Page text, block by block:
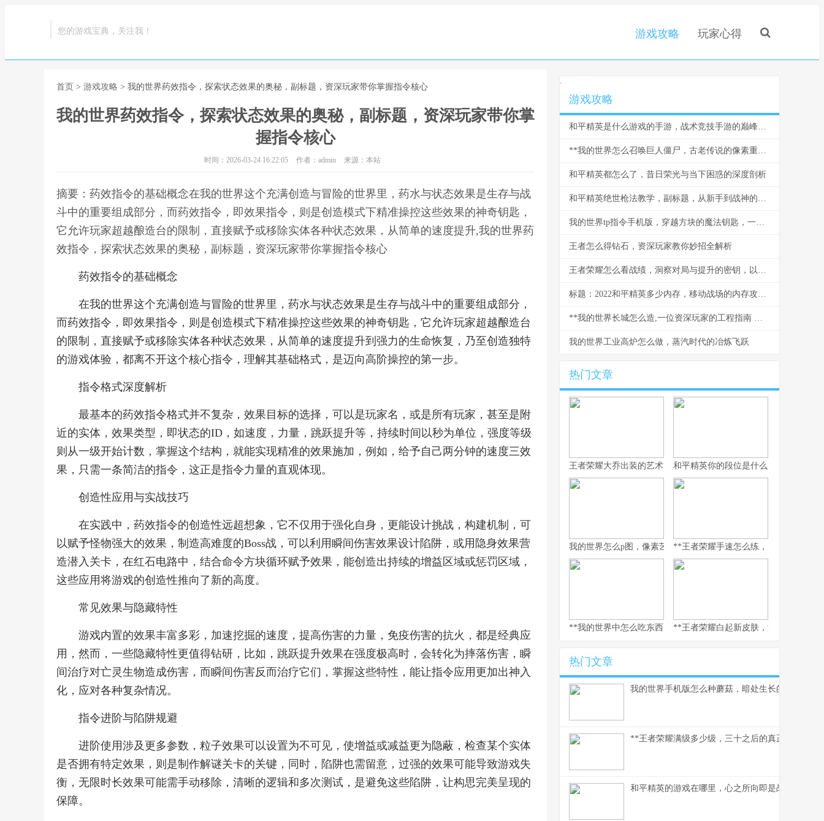
您的游戏宝典，关注我！ 游戏攻略 玩家心得
首页 > 游戏攻略 > 我的世界药效指令，探索状态效果的奥秘，副标题，资深玩家带你掌握指令核心
我的世界药效指令，探索状态效果的奥秘，副标题，资深玩家带你掌
握指令核心
时间：2026-03-24 16:22:05 作者：admin 来源：本站
摘要：药效指令的基础概念在我的世界这个充满创造与冒险的世界里，药水与状态效果是生存与战
斗中的重要组成部分，而药效指令，即效果指令，则是创造模式下精准操控这些效果的神奇钥匙，
它允许玩家超越酿造台的限制，直接赋予或移除实体各种状态效果，从简单的速度提升,我的世界药
效指令，探索状态效果的奥秘，副标题，资深玩家带你掌握指令核心
药效指令的基础概念
在我的世界这个充满创造与冒险的世界里，药水与状态效果是生存与战斗中的重要组成部分，
而药效指令，即效果指令，则是创造模式下精准操控这些效果的神奇钥匙，它允许玩家超越酿造台
的限制，直接赋予或移除实体各种状态效果，从简单的速度提升到强力的生命恢复，乃至创造独特
的游戏体验，都离不开这个核心指令，理解其基础格式，是迈向高阶操控的第一步。
指令格式深度解析
最基本的药效指令格式并不复杂，效果目标的选择，可以是玩家名，或是所有玩家，甚至是附
近的实体，效果类型，即状态的ID，如速度，力量，跳跃提升等，持续时间以秒为单位，强度等级
则从一级开始计数，掌握这个结构，就能实现精准的效果施加，例如，给予自己两分钟的速度三效
果，只需一条简洁的指令，这正是指令力量的直观体现。
创造性应用与实战技巧
在实践中，药效指令的创造性远超想象，它不仅用于强化自身，更能设计挑战，构建机制，可
以赋予怪物强大的效果，制造高难度的Boss战，可以利用瞬间伤害效果设计陷阱，或用隐身效果营
造潜入关卡，在红石电路中，结合命令方块循环赋予效果，能创造出持续的增益区域或惩罚区域，
这些应用将游戏的创造性推向了新的高度。
常见效果与隐藏特性
游戏内置的效果丰富多彩，加速挖掘的速度，提高伤害的力量，免疫伤害的抗火，都是经典应
用，然而，一些隐藏特性更值得钻研，比如，跳跃提升效果在强度极高时，会转化为摔落伤害，瞬
间治疗对亡灵生物造成伤害，而瞬间伤害反而治疗它们，掌握这些特性，能让指令应用更加出神入
化，应对各种复杂情况。
指令进阶与陷阱规避
进阶使用涉及更多参数，粒子效果可以设置为不可见，使增益或减益更为隐蔽，检查某个实体
是否拥有特定效果，则是制作解谜关卡的关键，同时，陷阱也需留意，过强的效果可能导致游戏失
衡，无限时长效果可能需手动移除，清晰的逻辑和多次测试，是避免这些陷阱，让构思完美呈现的
保障。
.
游戏攻略
和平精英是什么游戏的手游，战术竞技手游的巅峰之作
**我的世界怎么召唤巨人僵尸，古老传说的像素重现**
和平精英都怎么了，昔日荣光与当下困惑的深度剖析
和平精英绝世枪法教学，副标题，从新手到战神的精准之道
我的世界tp指令手机版，穿越方块的魔法钥匙，一段关于空间与创造的奇幻之旅
王者怎么得钻石，资深玩家教你妙招全解析
王者荣耀怎么看战绩，洞察对局与提升的密钥，以数据为镜照见成长之路
标题：2022和平精英多少内存，移动战场的内存攻防战
**我的世界长城怎么造,一位资深玩家的工程指南 副标题,从规划到竣工的完整心得**
我的世界工业高炉怎么做，蒸汽时代的冶炼飞跃
热门文章
王者荣耀大乔出装的艺术，辅助之核的战术抉择
和平精英你的段位是什么：一段段位承
我的世界怎么p图，像素艺术与创意的交响**王者荣耀手速怎么练，从入门到精
**我的世界中怎么吃东西，生存与美味的核心法则，副标题，像素
**王者荣耀白起新皮肤，深渊咆哮的
热门文章
我的世界手机版怎么种蘑菇，暗处生长的美味与财
**王者荣耀满级多少级，三十之后的真正征途**
和平精英的游戏在哪里，心之所向即是战场，副标